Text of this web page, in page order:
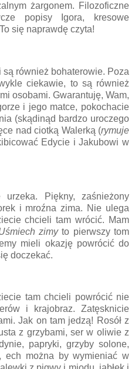
żargonem. Filozoficzne
popisy Igora, kresowe
się naprawdę czyta!
również bohaterowie. Poza
ciekawie, to są również
osobami. Gwarantuję, Wam,
i jego matce, pokochacie
(skądinąd bardzo uroczego
nad ciotką Walerką (rymuje
Edycie i Jakubowi w
urzeka. Piękny, zaśnieżony
i mroźna zima. Nie ulega
chcieli tam wrócić. Mam
zimyto pierwszy tom
mieli okazję powrócić do
doczekać.
tam chcieli powrócić nie
i krajobraz. Zatęsknicie
Jak on tam jedzą! Rosół z
z grzybami, ser w oliwie z
papryki, grzyby solone,
ech można by wymieniać w